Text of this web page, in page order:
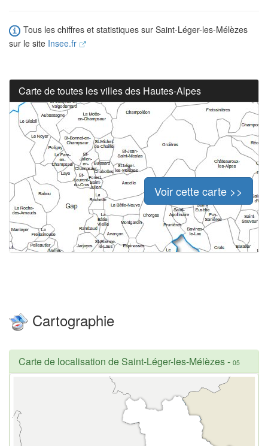
Tous les chiffres et statistiques sur Saint-Léger-les-Mélèzes
sur le site Insee.fr
Carte de toutes les villes des Hautes-Alpes
Voir cette carte >>
Cartographie
Carte de localisation de Saint-Léger-les-Mélèzes- 05